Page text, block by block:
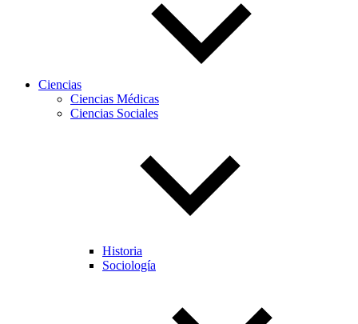
Ciencias
Ciencias Médicas
Ciencias Sociales
Historia
Sociología